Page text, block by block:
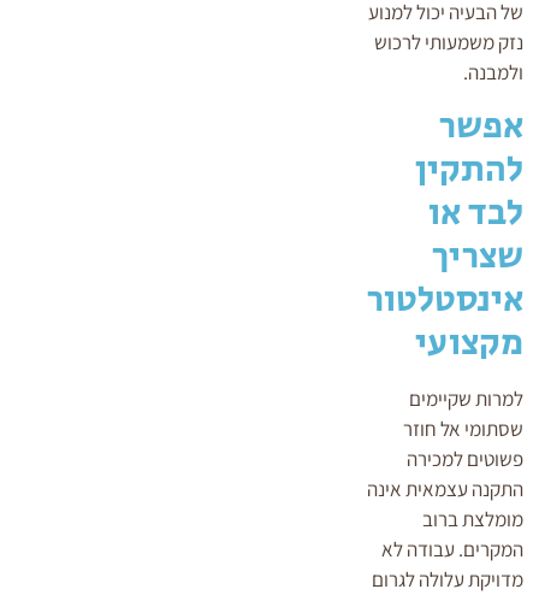
של הבעיה יכול למנוע
נזק משמעותי לרכוש
ולמבנה.
אפשר
להתקין
לבד או
שצריך
אינסטלטור
מקצועי
למרות שקיימים
שסתומי אל חוזר
פשוטים למכירה
התקנה עצמאית אינה
מומלצת ברוב
המקרים. עבודה לא
מדויקת עלולה לגרום